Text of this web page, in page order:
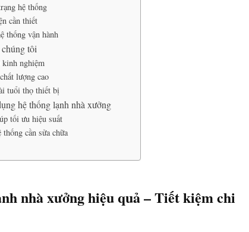
hệ thống
cần thiết
thống vận hành
tôi
nghiệm
lượng cao
tuổi thọ thiết bị
hệ thống lạnh nhà xưởng
tối ưu hiệu suất
cần sửa chữa
nhà xưởng hiệu quả – Tiết kiệm chi